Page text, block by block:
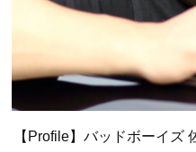
【Profile】バッドボーイズ